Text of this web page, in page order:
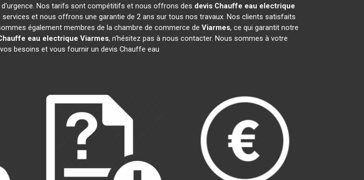
Nos tarifs sont compétitifs et nous offrons des devis Chauffe eau electrique
et nous offrons une garantie de 2 ans sur tous nos travaux. Nos clients satisfaits
également membres de la chambre de commerce de Viarmes, ce qui garantit notre
eau electrique Viarmes, n'hésitez pas à nous contacter. Nous sommes à votre
besoins et vous fournir un devis Chauffe eau